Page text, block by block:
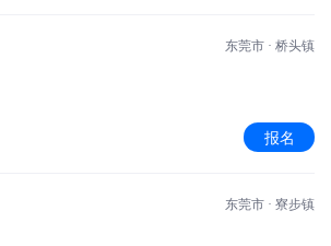
东莞市 · 桥头镇
报名
东莞市 · 寮步镇